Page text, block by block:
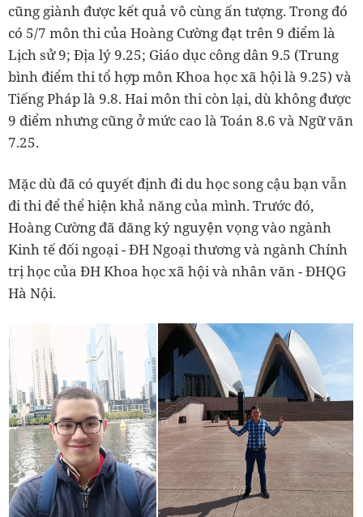
cũng giành được kết quả vô cùng ấn tượng. Trong đó
có 5/7 môn thi của Hoàng Cường đạt trên 9 điểm là
Lịch sử 9; Địa lý 9.25; Giáo dục công dân 9.5 (Trung
bình điểm thi tổ hợp môn Khoa học xã hội là 9.25) và
Tiếng Pháp là 9.8. Hai môn thi còn lại, dù không được
9 điểm nhưng cũng ở mức cao là Toán 8.6 và Ngữ văn
7.25.
Mặc dù đã có quyết định đi du học song cậu bạn vẫn
đi thi để thể hiện khả năng của mình. Trước đó,
Hoàng Cường đã đăng ký nguyện vọng vào ngành
Kinh tế đối ngoại - ĐH Ngoại thương và ngành Chính
trị học của ĐH Khoa học xã hội và nhân văn - ĐHQG
Hà Nội.